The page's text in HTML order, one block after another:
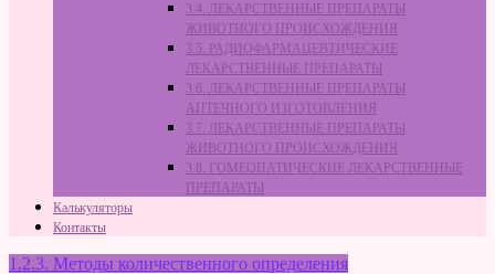
3.4. ЛЕКАРСТВЕННЫЕ ПРЕПАРАТЫ
ЖИВОТНОГО ПРОИСХОЖДЕНИЯ
3.5. РАДИОФАРМАЦЕВТИЧЕСКИЕ
ЛЕКАРСТВЕННЫЕ ПРЕПАРАТЫ
3.6. ЛЕКАРСТВЕННЫЕ ПРЕПАРАТЫ
АПТЕЧНОГО ИЗГОТОВЛЕНИЯ
3.7. ЛЕКАРСТВЕННЫЕ ПРЕПАРАТЫ
ЖИВОТНОГО ПРОИСХОЖДЕНИЯ
3.8. ГОМЕОПАТИЧЕСКИЕ ЛЕКАРСТВЕННЫЕ
ПРЕПАРАТЫ
Калькуляторы
Контакты
1.2.3. Методы количественного определения